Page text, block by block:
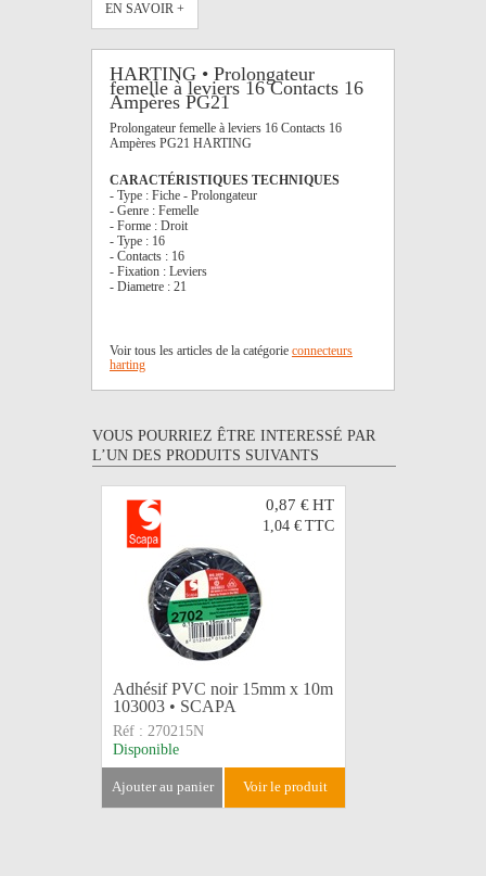
EN SAVOIR +
HARTING • Prolongateur
femelle à leviers 16 Contacts 16
Ampères PG21
Prolongateur femelle à leviers 16 Contacts 16
Ampères PG21 HARTING
CARACTÉRISTIQUES TECHNIQUES
- Type : Fiche - Prolongateur
- Genre : Femelle
- Forme : Droit
- Type : 16
- Contacts : 16
- Fixation : Leviers
- Diametre : 21
Voir tous les articles de la catégorie connecteurs
harting
VOUS POURRIEZ ÊTRE INTERESSÉ PAR
L’UN DES PRODUITS SUIVANTS
0,87 €HT
1,04 € TTC
Adhésif PVC noir 15mm x 10m
103003 • SCAPA
Réf : 270215N
Disponible
ajouter au panier voir le produit